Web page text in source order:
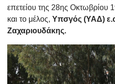
επετείου της 28ης Οκτωβρίου
και το μέλος, Υπσγός (ΥΑΔ)
Ζαχαριουδάκης.